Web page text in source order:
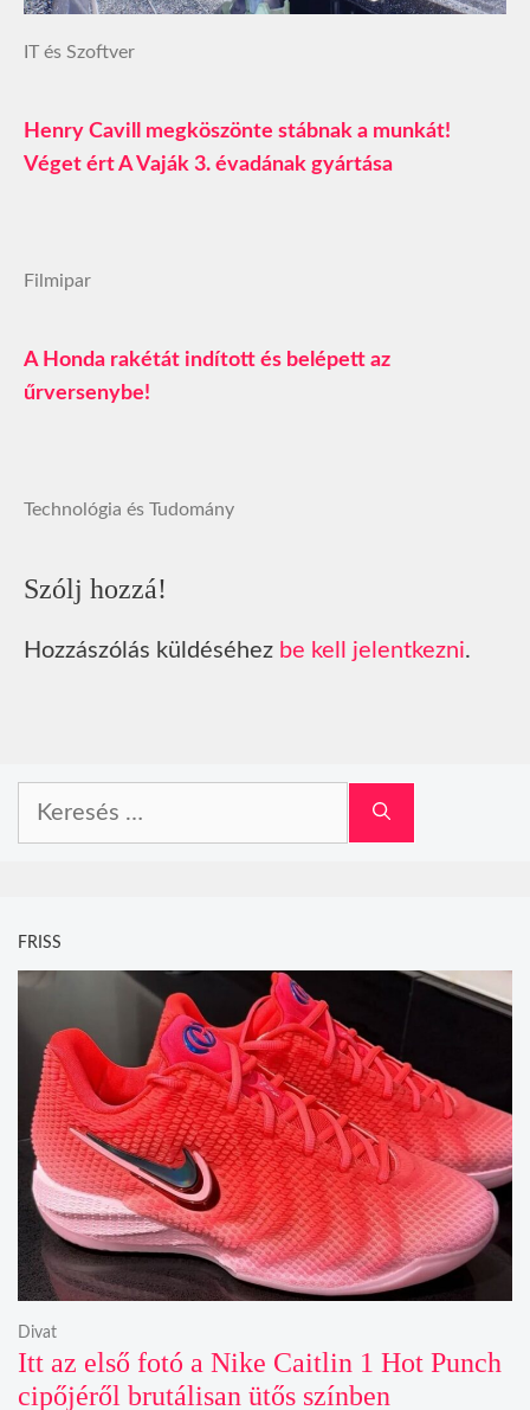
IT és Szoftver
Henry Cavill megköszönte stábnak a munkát!
Véget ért A Vaják 3. évadának gyártása
Filmipar
A Honda rakétát indított és belépett az
űrversenybe!
Technológia és Tudomány
Szólj hozzá!
Hozzászólás küldéséhez be kell jelentkezni.
FRISS
Itt az első fotó a Nike Caitlin 1 Hot Punch
cipőjéről brutálisan ütős színben
Divat